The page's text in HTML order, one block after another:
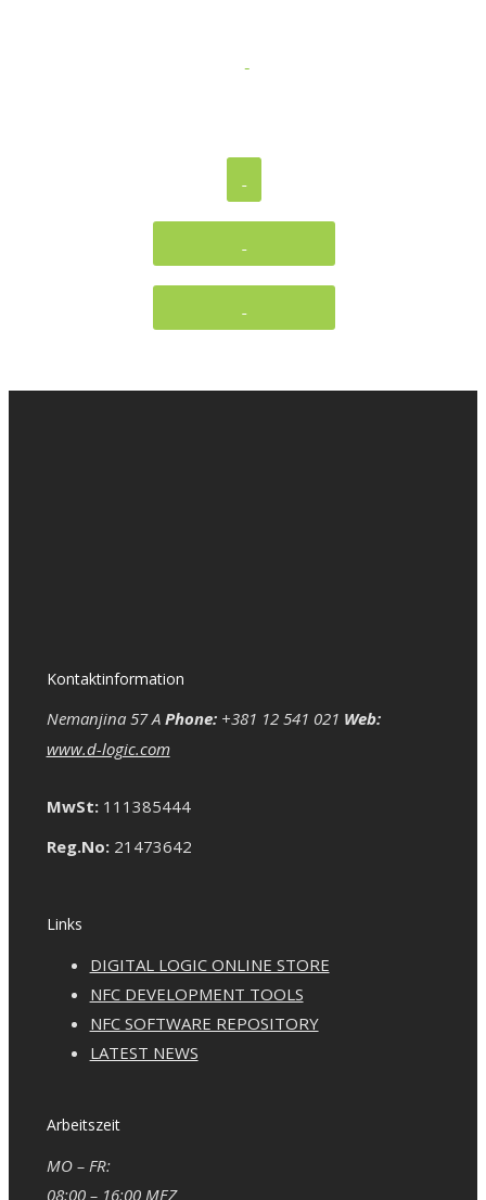
Kontaktinformation
Nemanjina 57 A Phone:+381 12 541 021 Web:
www.d-logic.com
MwSt:111385444
Reg.No:21473642
Links
DIGITAL LOGIC ONLINE STORE
NFC DEVELOPMENT TOOLS
NFC SOFTWARE REPOSITORY
LATEST NEWS
Arbeitszeit
MO – FR:
08:00 – 16:00 MEZ